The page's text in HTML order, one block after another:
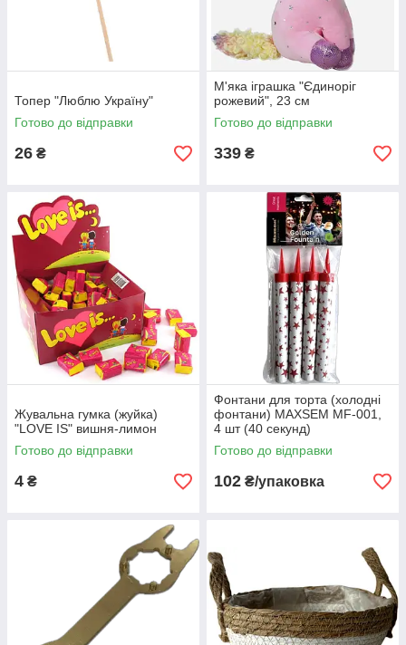
Топер "Люблю Україну"
Готово до відправки
26 ₴
М'яка іграшка "Єдиноріг
рожевий", 23 см
Готово до відправки
339 ₴
Жувальна гумка (жуйка)
"LOVE IS" вишня-лимон
Готово до відправки
4 ₴
Фонтани для торта (холодні
фонтани) MAXSEM MF-001,
4 шт (40 секунд)
Готово до відправки
102 ₴/упаковка